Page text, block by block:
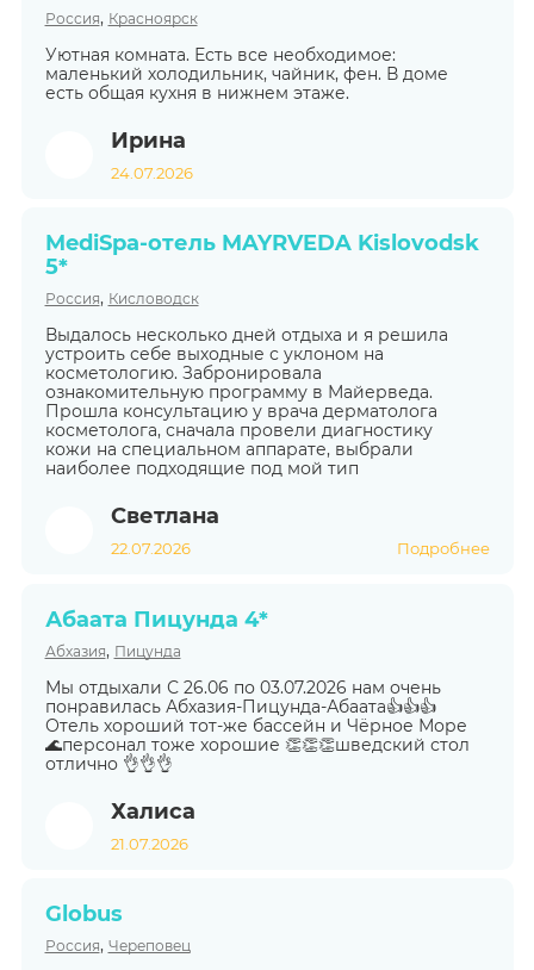
Россия, Красноярск
Уютная комната. Есть все необходимое:
маленький холодильник, чайник, фен. В доме
есть общая кухня в нижнем этаже.
Ирина
24.07.2026
MediSpa-отель MAYRVEDA Kislovodsk
5*
Россия, Кисловодск
Выдалось несколько дней отдыха и я решила
устроить себе выходные с уклоном на
косметологию. Забронировала
ознакомительную программу в Майерведа.
Прошла консультацию у врача дерматолога
косметолога, сначала провели диагностику
кожи на специальном аппарате, выбрали
наиболее подходящие под мой тип
Светлана
22.07.2026 Подробнее
Абаата Пицунда 4*
Абхазия, Пицунда
Мы отдыхали С 26.06 по 03.07.2026 нам очень
понравилась Абхазия-Пицунда-Абаата👍👍👍
Отель хороший тот-же бассейн и Чёрное Море
🌊персонал тоже хорошие 👏👏👏шведский стол
отлично 👌👌👌
Халиса
21.07.2026
Globus
Россия, Череповец